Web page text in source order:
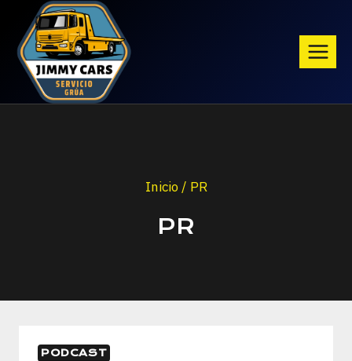
Saltar
contenido
Inicio / PR
PR
PODCAST